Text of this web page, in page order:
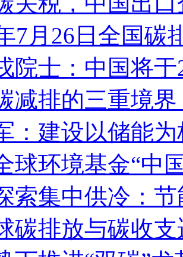
7月26日全国碳
院士：中国将
减排的三重境
：建设以储能
球环境基金“中
索集中供冷：
碳排放与碳收